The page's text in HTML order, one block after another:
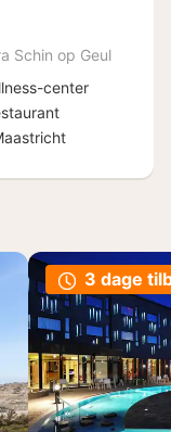
Schin op Geul
center
3 dage